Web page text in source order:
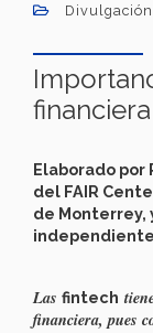
Divulgación
Elaborado por
del FAIR
de Monterrey,
Las fintech
financiera, pues